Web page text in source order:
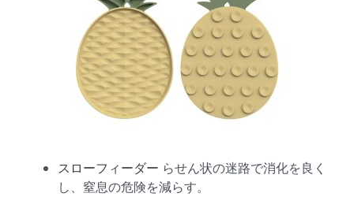
スローフィーダー らせん状の迷路で消化を良く
し、窒息の危険を減らす。